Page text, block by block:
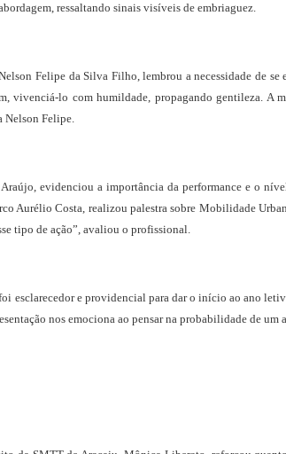
ressaltando sinais visíveis de embriaguez.
Felipe da Silva Filho, lembrou a necessidade de
vivenciá-lo com humildade, propagando gentileza. A
Nelson Felipe.
evidenciou a importância da performance e o
Aurélio Costa, realizou palestra sobre Mobilidade
tipo de ação”, avaliou o profissional.
esclarecedor e providencial para dar o início ao ano
nos emociona ao pensar na probabilidade de um